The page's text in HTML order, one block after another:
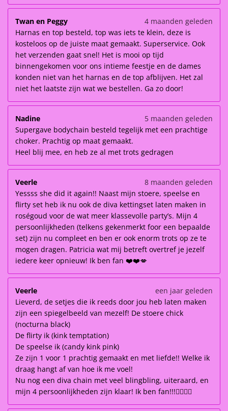
Twan en Peggy
4 maanden geleden
Harnas en top besteld, top was iets te klein, deze is
kosteloos op de juiste maat gemaakt. Superservice. Ook
het verzenden gaat snel! Het is mooi op tijd
binnengekomen voor ons intieme feestje en de dames
konden niet van het harnas en de top afblijven. Het zal
niet het laatste zijn wat we bestellen. Ga zo door!
Nadine
5 maanden geleden
Supergave bodychain besteld tegelijk met een prachtige
choker. Prachtig op maat gemaakt.
Heel blij mee, en heb ze al met trots gedragen
Veerle
8 maanden geleden
Yessss she did it again!! Naast mijn stoere, speelse en
flirty set heb ik nu ook de diva kettingset laten maken in
roségoud voor de wat meer klassevolle party’s. Mijn 4
persoonlijkheden (telkens gekenmerkt foor een bepaalde
set) zijn nu compleet en ben er ook enorm trots op ze te
mogen dragen. Patricia wat mij betreft overtref je jezelf
iedere keer opnieuw! Ik ben fan ❤️❤️💋
Veerle
een jaar geleden
Lieverd, de setjes die ik reeds door jou heb laten maken
zijn een spiegelbeeld van mezelf! De stoere chick
(nocturna black)
De flirty ik (kink temptation)
De speelse ik (candy kink pink)
Ze zijn 1 voor 1 prachtig gemaakt en met liefde!! Welke ik
draag hangt af van hoe ik me voel!
Nu nog een diva chain met veel blingbling, uiteraard, en
mijn 4 persoonlijkheden zijn klaar! Ik ben fan!!!👌🏽👌🏽